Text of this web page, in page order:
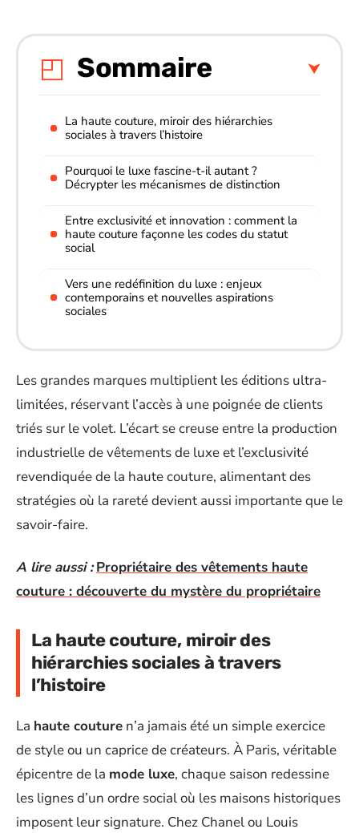
Sommaire
La haute couture, miroir des hiérarchies
sociales à travers l’histoire
Pourquoi le luxe fascine-t-il autant ?
Décrypter les mécanismes de distinction
Entre exclusivité et innovation : comment la
haute couture façonne les codes du statut
social
Vers une redéfinition du luxe : enjeux
contemporains et nouvelles aspirations
sociales
Les grandes marques multiplient les éditions ultra-
limitées, réservant l’accès à une poignée de clients
triés sur le volet. L’écart se creuse entre la production
industrielle de vêtements de luxe et l’exclusivité
revendiquée de la haute couture, alimentant des
stratégies où la rareté devient aussi importante que le
savoir-faire.
A lire aussi : Propriétaire des vêtements haute
couture : découverte du mystère du propriétaire
La haute couture, miroir des
hiérarchies sociales à travers
l’histoire
La haute couture n’a jamais été un simple exercice
de style ou un caprice de créateurs. À Paris, véritable
épicentre de la mode luxe, chaque saison redessine
les lignes d’un ordre social où les maisons historiques
imposent leur signature. Chez Chanel ou Louis